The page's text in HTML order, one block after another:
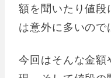
額を聞いたり値段
は意外に多いので
今回はそんな金額